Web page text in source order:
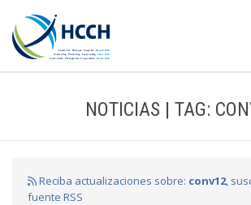
NOTICIAS | TAG:
Reciba actualizaciones sobre: conv12,
fuente RSS